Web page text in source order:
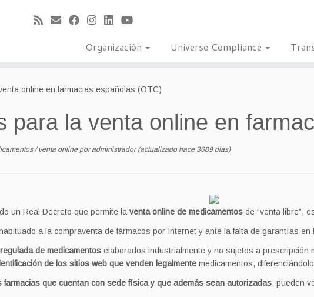
Organización
Universo Compliance
online en farmacias españolas (OTC)
para la venta online en
/venta online poradministrador(actualizado hace 3689 dias)
un Real Decreto que permite la venta online de medicamentos de “venta libre”,
a la compraventa de fármacos por Internet y ante la falta de garantías
de medicamentos elaborados industrialmente y no sujetos a prescripción
de los sitios web que venden legalmente medicamentos,
farmacias que cuentan con sede física y que además sean autorizadas, pueden